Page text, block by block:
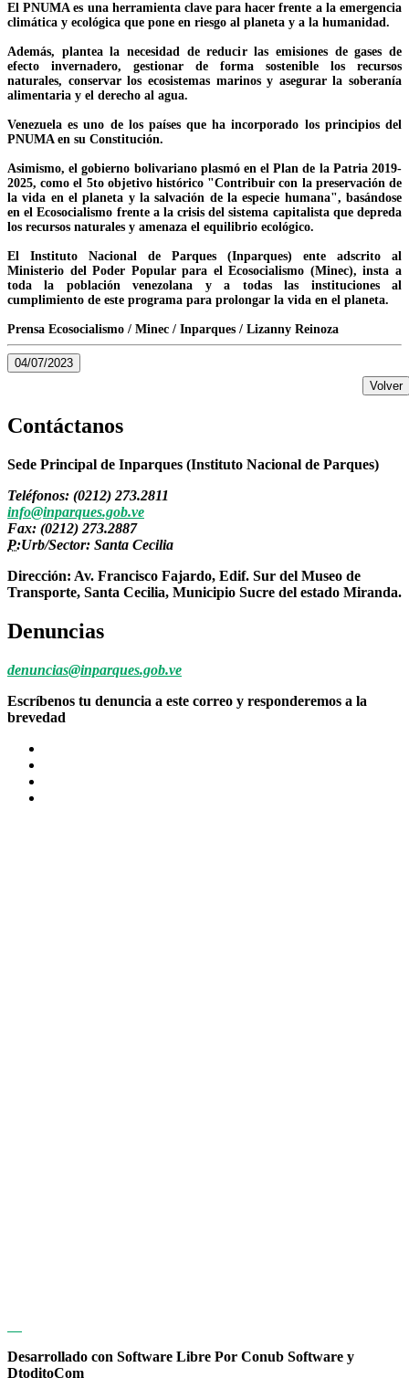
El PNUMA es una herramienta clave para hacer frente a la emergencia
climática y ecológica que pone en riesgo al planeta y a la humanidad.
Además, plantea la necesidad de reducir las emisiones de gases de
efecto invernadero, gestionar de forma sostenible los recursos
naturales, conservar los ecosistemas marinos y asegurar la soberanía
alimentaria y el derecho al agua.
Venezuela es uno de los países que ha incorporado los principios del
PNUMA en su Constitución.
Asimismo, el gobierno bolivariano plasmó en el Plan de la Patria 2019-
2025, como el 5to objetivo histórico "Contribuir con la preservación de
la vida en el planeta y la salvación de la especie humana", basándose
en el Ecosocialismo frente a la crisis del sistema capitalista que depreda
los recursos naturales y amenaza el equilibrio ecológico.
El Instituto Nacional de Parques (Inparques) ente adscrito al
Ministerio del Poder Popular para el Ecosocialismo (Minec), insta a
toda la población venezolana y a todas las instituciones al
cumplimiento de este programa para prolongar la vida en el planeta.
Prensa Ecosocialismo / Minec / Inparques / Lizanny Reinoza
04/07/2023
Volver
Contáctanos
Sede Principal de Inparques (Instituto Nacional de Parques)
Teléfonos: (0212) 273.2811
info@inparques.gob.ve
Fax: (0212) 273.2887
P:Urb/Sector: Santa Cecilia
Dirección: Av. Francisco Fajardo, Edif. Sur del Museo de
Transporte, Santa Cecilia, Municipio Sucre del estado Miranda.
Denuncias
denuncias@inparques.gob.ve
Escríbenos tu denuncia a este correo y responderemos a la
brevedad
Desarrollado con Software Libre Por Conub Software y
DtoditoCom